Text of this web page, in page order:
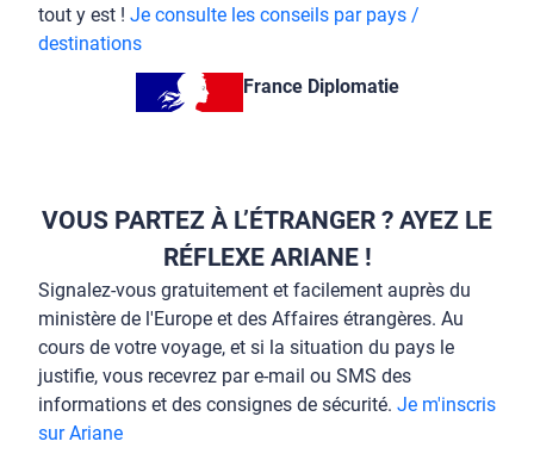
tout y est ! Je consulte les conseils par pays /
destinations
France Diplomatie
VOUS PARTEZ À L’ÉTRANGER ? AYEZ LE
RÉFLEXE ARIANE !
Signalez-vous gratuitement et facilement auprès du
ministère de l'Europe et des Affaires étrangères. Au
cours de votre voyage, et si la situation du pays le
justifie, vous recevrez par e-mail ou SMS des
informations et des consignes de sécurité. Je m'inscris
sur Ariane